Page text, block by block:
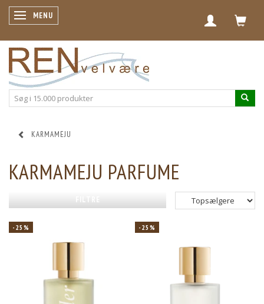
SKIFTE NAVIGATION
MENU
KARMAMEJU
KARMAMEJU PARFUME
FILTRE
-25% -25%